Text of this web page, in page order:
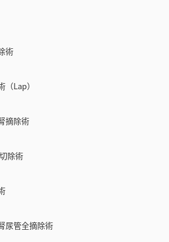
術
Lap）
摘除術
除術
尿管全摘除術